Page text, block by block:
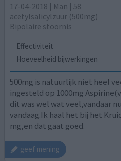
17-04-2018 | Man | 58
acetylsalicylzuur (500mg)
Bipolaire stoornis
Effectiviteit
Hoeveelheid bijwerkingen
500mg is natuurlijk niet heel
ingesteld op 1000mg
dit was wel wat veel,vandaar
vandaag.Ik haal het bij het
mg,en dat gaat goed.
geef mening